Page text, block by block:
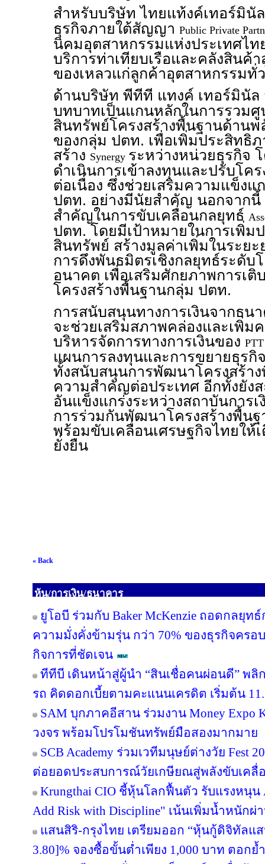
สำหรับบริษัท ไทยแท้งค์เทอร์มินั
ธุรกิจภายใต้สัญญา Public Private
นิคมอุตสาหกรรมแห่งประเทศไท
บริการท่าเทียบเรือและคลังสิน
ของเหลวแก่ลูกค้าอุตสาหกรรมทั่
ด้านบริษัท พีทีที แทงค์ เทอร์มินัล
บทบาทเป็นแกนหลักในการรวม
สินทรัพย์โครงสร้างพื้นฐานด้านพ
ของกลุ่ม ปตท. เพื่อเพิ่มประสิทธิ
สร้าง Synergy ระหว่างหน่วยธุรกิจ
ดำเนินการเข้าลงทุนและปรับโค
ต่อเนื่อง ซึ่งช่วยเสริมความแข็งแ
ปตท. อย่างมีนัยสำคัญ นอกจากนี้
สำคัญในการขับเคลื่อนกลยุทธ์
ปตท. โดยมีเป้าหมายในการเพิ่ม
สินทรัพย์ สร้างมูลค่าเพิ่มในระยะ
การดึงพันธมิตรเชิงกลยุทธ์ระดับ
อนาคต เพื่อเสริมศักยภาพการเติ
โครงสร้างพื้นฐานกลุ่ม ปตท.
การสนับสนุนทางการเงินจากธน
จะช่วยเสริมสภาพคล่องและเพิ่ม
บริหารจัดการทางการเงินของ
แผนการลงทุนและการขยายธุรกิ
ทั้งสนับสนุนการพัฒนาโครงสร้า
ความสำคัญต่อประเทศ อีกทั้งยัง
อันแข็งแกร่งระหว่างสถาบันการ
การร่วมกันพัฒนาโครงสร้างพื้น
พร้อมขับเคลื่อนเศรษฐกิจไทยให้
ยั่งยืน
« Back
หุ้น/การเงิน/ธนาคาร
ยูโอบี ร่วมกับ Baker McKenzie ถอดกลยุท
ความมั่งคั่งข้ามรุ่น กว่า 70% ของธุรกิจคร
กิจการที่ชัดเจน
ทีทีบี เดินหน้าสู่ผู้นำ “สินเชื่อคนผ่อนดี” พลิ
รถ คิดดอกเบี้ยตามคะแนนเครดิต เริ่มต้น
SAM บุกภาคอีสาน ร่วมงาน Money Expo
วงจร พร้อมโปรโมชันทรัพย์มือสองมากมาย
SCB Academy ร่วมเวทีมนุษย์ต่างวัย Fest
ต่อยอดประสบการณ์วัยเกษียณสู่พลังขับเคลื่
Krungthai CIO ชี้หุ้นโลกฟื้นตัว รับแรงหนุน
Add Risk with Discipline" เน้นเพิ่มน้ำหนักผ่
แสนสิริ-กรุงไทย เตรียมออก “หุ้นกู้ดิจิทัลแ
3.80]% จองซื้อขั้นต่ำเพียง 1,000 บาท ตอก